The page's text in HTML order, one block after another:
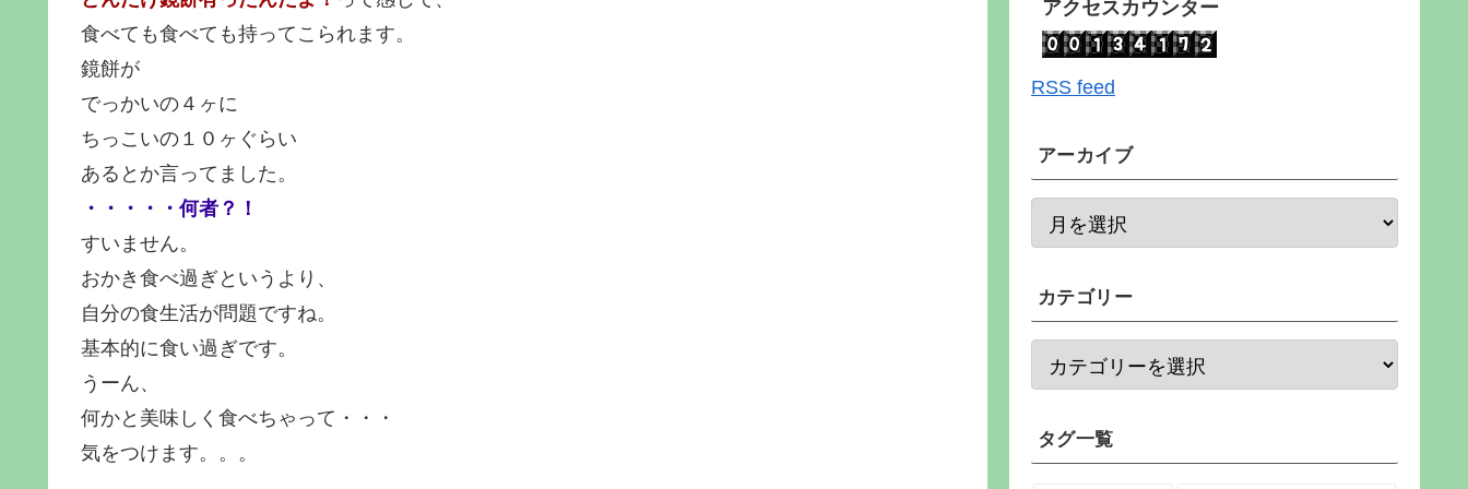
食べても食べても持ってこられます。
鏡餅が
でっかいの４ヶに
ちっこいの１０ヶぐらい
あるとか言ってました。
・・・・・何者？！
すいません。
おかき食べ過ぎというより、
自分の食生活が問題ですね。
基本的に食い過ぎです。
うーん、
何かと美味しく食べちゃって・・・
気をつけます。。。
アクセスカウンター
RSS feed
アーカイブ
カテゴリー
タグ一覧